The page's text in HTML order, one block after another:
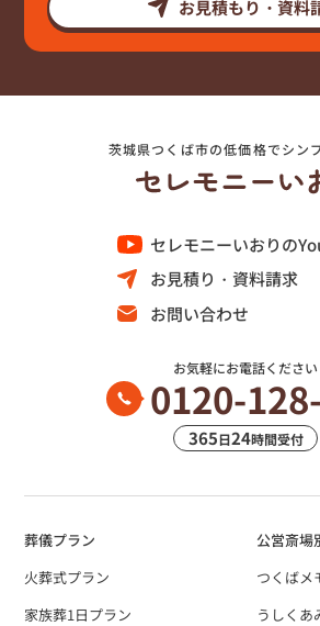
お見積もり・資料
茨城県つくば市の低価格でシン
セレモニーいおりの
お見積り・資料請求
お問い合わせ
お気軽にお電話ください
0120-
365日24時間受付
葬儀プラン
火葬式プラン
家族葬1日プラン
公営斎場
つくばメ
うしくあ